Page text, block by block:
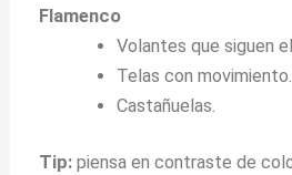
Flamenco
Volantes que siguen
Telas con movimiento.
Castañuelas.
Tip: piensa en contraste de